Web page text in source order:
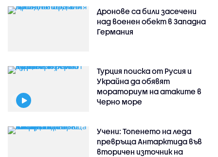
Дронове са били засечени
над военен обект в Западна
Германия
Турция поиска от Русия и
Украйна да обявят
мораториум на атаките в
Черно море
Учени: Топенето на леда
превръща Антарктида във
вторичен източник на